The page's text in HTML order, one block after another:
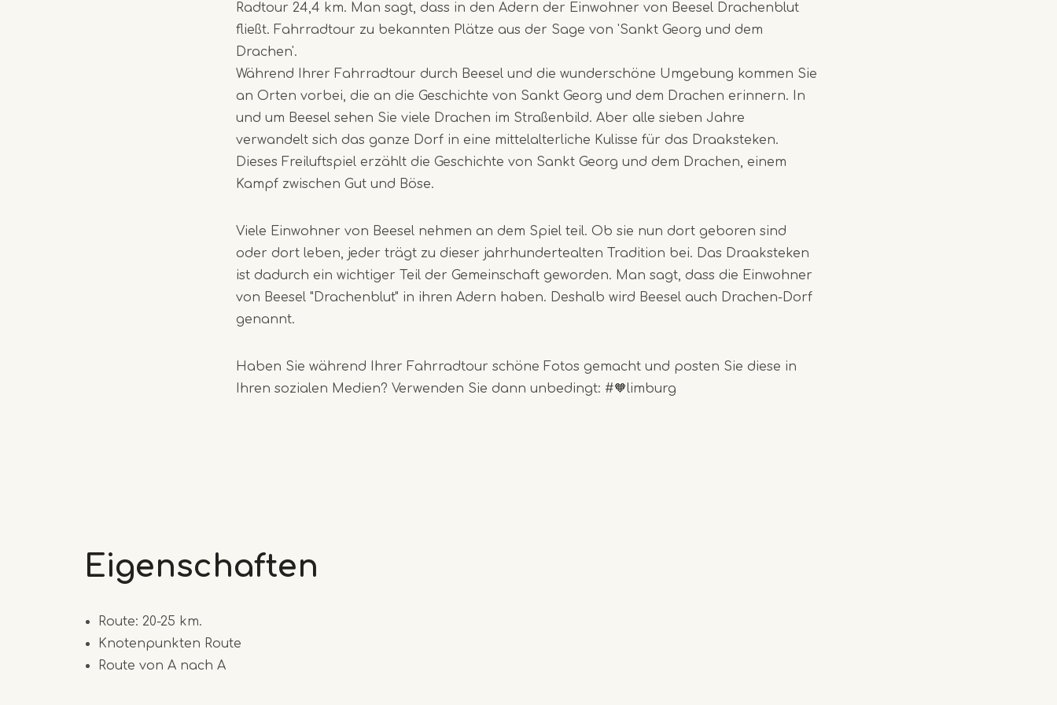
2
Radtour 24,4 km. Man sagt, dass in den Adern der Einwohner von Beesel Drachenblut
fließt. Fahrradtour zu bekannten Plätze aus der Sage von 'Sankt Georg und dem
Drachen'.
Während Ihrer Fahrradtour durch Beesel und die wunderschöne Umgebung kommen Sie
an Orten vorbei, die an die Geschichte von Sankt Georg und dem Drachen erinnern. In
und um Beesel sehen Sie viele Drachen im Straßenbild. Aber alle sieben Jahre
verwandelt sich das ganze Dorf in eine mittelalterliche Kulisse für das Draaksteken.
Dieses Freiluftspiel erzählt die Geschichte von Sankt Georg und dem Drachen, einem
Kampf zwischen Gut und Böse.
Viele Einwohner von Beesel nehmen an dem Spiel teil. Ob sie nun dort geboren sind
oder dort leben, jeder trägt zu dieser jahrhundertealten Tradition bei. Das Draaksteken
ist dadurch ein wichtiger Teil der Gemeinschaft geworden. Man sagt, dass die Einwohner
von Beesel "Drachenblut" in ihren Adern haben. Deshalb wird Beesel auch Drachen-Dorf
genannt.
Haben Sie während Ihrer Fahrradtour schöne Fotos gemacht und posten Sie diese in
Ihren sozialen Medien? Verwenden Sie dann unbedingt: #🧡limburg
Eigenschaften
Route: 20-25 km.
Knotenpunkten Route
Route von A nach A